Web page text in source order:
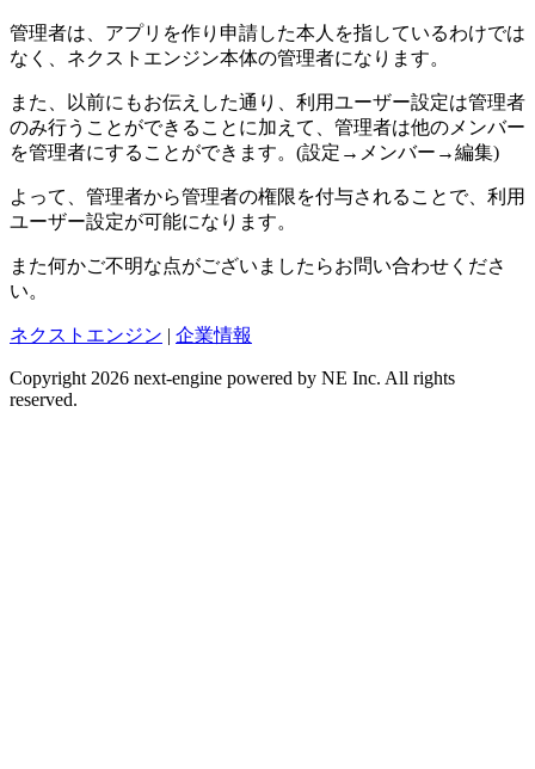
管理者は、アプリを作り申請した本人を指しているわけでは
なく、ネクストエンジン本体の管理者になります。
また、以前にもお伝えした通り、利用ユーザー設定は管理者
のみ行うことができることに加えて、管理者は他のメンバー
を管理者にすることができます。(設定→メンバー→編集)
よって、管理者から管理者の権限を付与されることで、利用
ユーザー設定が可能になります。
また何かご不明な点がございましたらお問い合わせくださ
い。
ネクストエンジン | 企業情報
Copyright 2026 next-engine powered by NE Inc. All rights
reserved.